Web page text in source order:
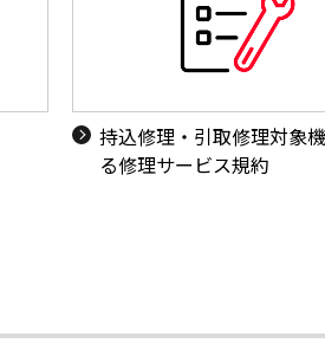
持込修理・引取修理対象
る修理サービス規約